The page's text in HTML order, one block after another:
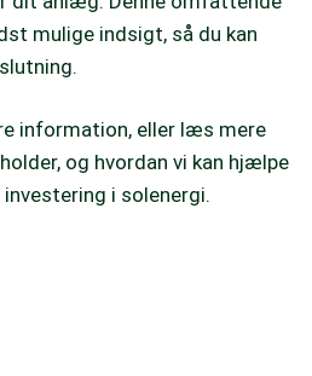
mulige indsigt, så du kan
information, eller læs mere
og hvordan vi kan hjælpe
i solenergi.